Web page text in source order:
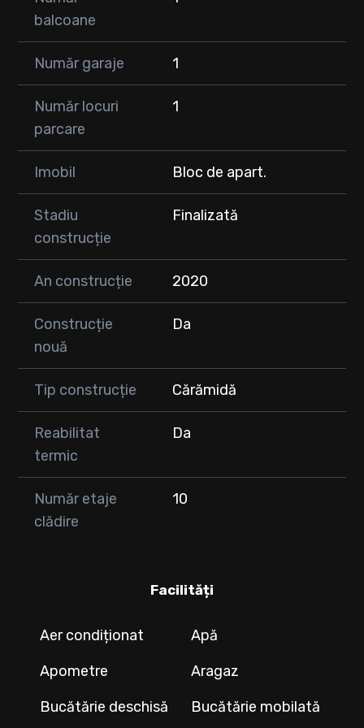
balcoane
Număr garaje 1
Număr locuri
parcare
1
Imobil Bloc de apart.
Stadiu
construcție
Finalizată
An construcție 2020
Construcție
nouă
Da
Tip construcție Cărămidă
Reabilitat
termic
Da
Număr etaje
clădire
10
Facilități
Aer condiționat
Apă
Apometre
Aragaz
Bucătărie deschisă
Bucătărie mobilată